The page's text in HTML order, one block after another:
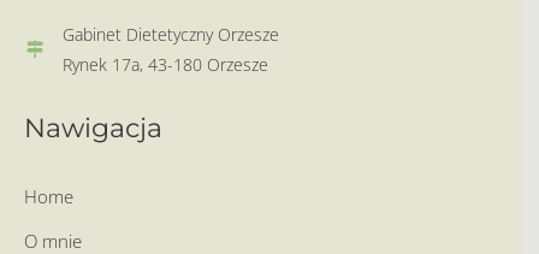
Gabinet Dietetyczny Orzesze
Rynek 17a, 43-180 Orzesze
Nawigacja
Home
O mnie